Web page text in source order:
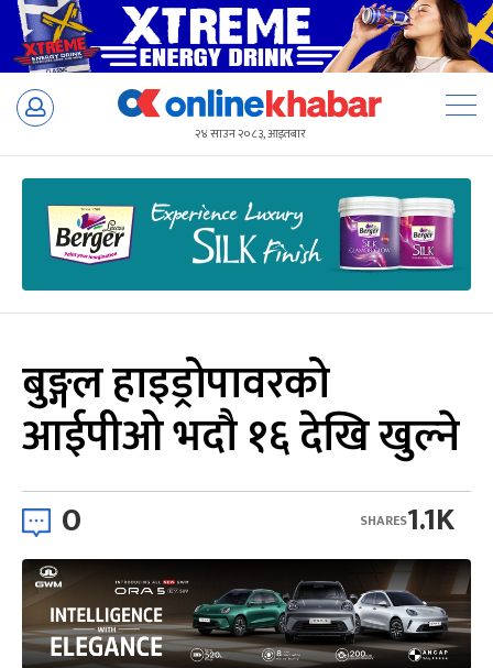
Skip
२४ साउन २०८३, आइतबार
बुङ्गल हाइड्रोपावरको
आईपीओ भदौ १६ देखि खुल्ने
0 1.1K
SHARES